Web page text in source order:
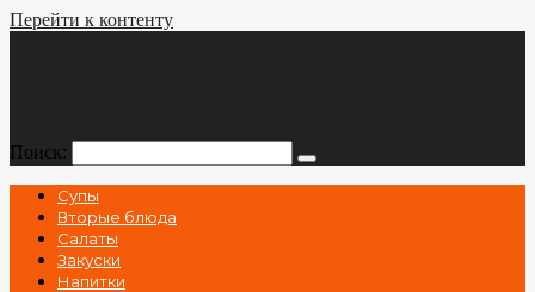
Перейти к контенту
Поиск:
Супы
Вторые блюда
Салаты
Закуски
Напитки